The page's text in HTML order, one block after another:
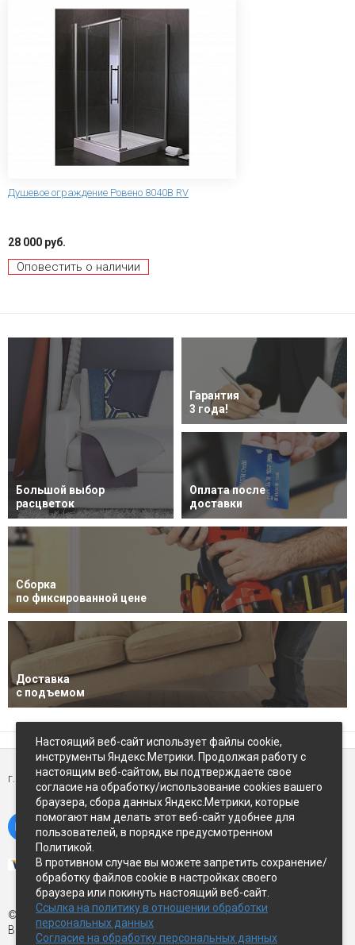
Душевое ограждение Ровено 8040B RV
28 000 руб.
Оповестить о наличии
Большой выбор
расцветок
Гарантия
3 года!
Оплата после
доставки
Сборка
по фиксированной цене
Доставка
с подъемом
г. Петропавловск-Камчатский,ул Восточное-шоссе, д.5
© Экспострой, 2026 г.
Все права защищены
Настоящий веб-сайт использует файлы cookie,
инструменты Яндекс.Метрики. Продолжая работу с
настоящим веб-сайтом, вы подтверждаете свое
согласие на обработку/использование cookies вашего
браузера, сбора данных Яндекс.Метрики, которые
помогают нам делать этот веб-сайт удобнее для
пользователей, в порядке предусмотренном
Политикой.
В противном случае вы можете запретить сохранение/
обработку файлов cookie в настройках своего
браузера или покинуть настоящий веб-сайт.
Ссылка на политику в отношении обработки
персональных данных
Согласие на обработку персональных данных